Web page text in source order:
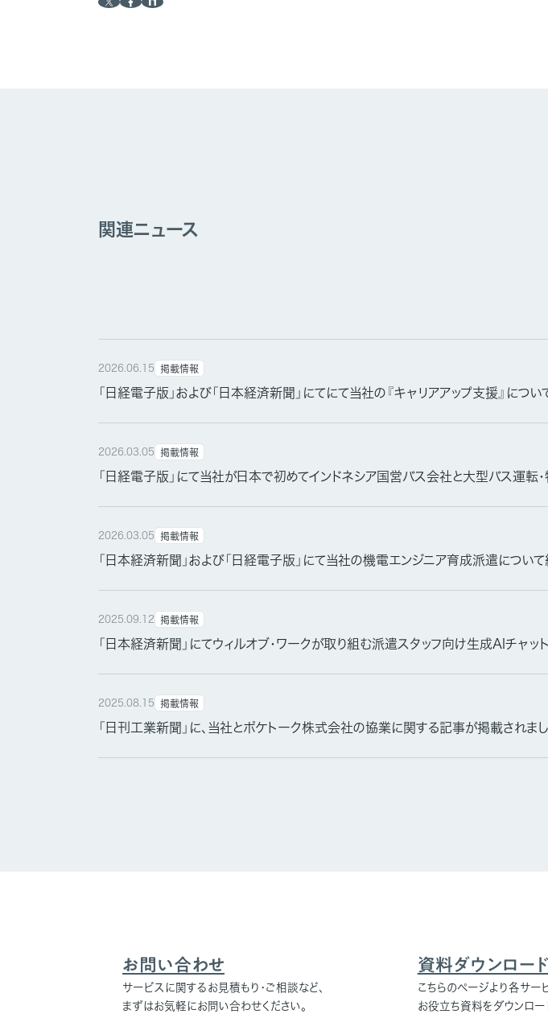
関連ニュース
2026.06.15 掲載情報
「日経電子版」および「日本経済新聞」にてにて当社の『キャリアアップ支援』につ
2026.03.05 掲載情報
「日経電子版」にて当社が日本で初めてインドネシア国営バス会社と大型バス運
2026.03.05 掲載情報
「日本経済新聞」および「日経電子版」にて当社の機電エンジニア育成派遣につい
2025.09.12 掲載情報
「日本経済新聞」にてウィルオブ・ワークが取り組む派遣スタッフ向け生成AIチャッ
2025.08.15 掲載情報
「日刊工業新聞」に、当社とポケトーク株式会社の協業に関する記事が掲載されま
お問い合わせ
サービスに関するお見積もり・ご相談など、
まずはお気軽にお問い合わせください。
資料ダウンロード
こちらのページより各サー
お役立ち資料をダウンロー